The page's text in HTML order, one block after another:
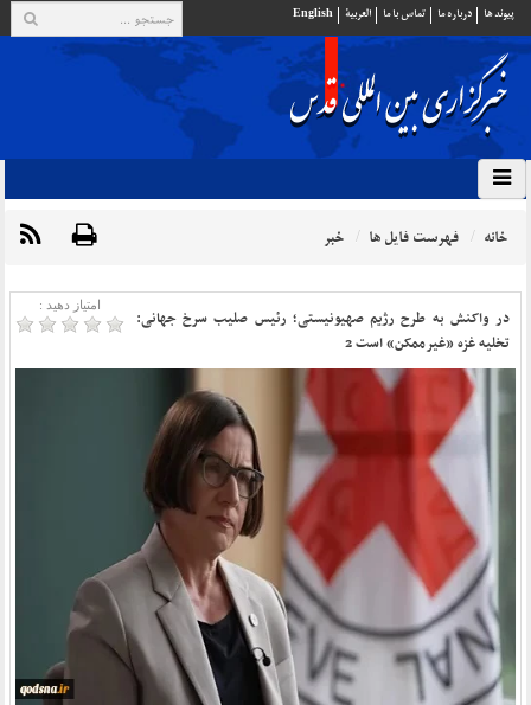
پيوند ها درباره ما تماس با ما العربية English
خانه فهرست فایل ها خبر
امتیاز دهید :
در واکنش به طرح رژیم صهیونیستی؛ رئیس صلیب سرخ جهانی:
تخلیه غزه «غیرممکن» است 2